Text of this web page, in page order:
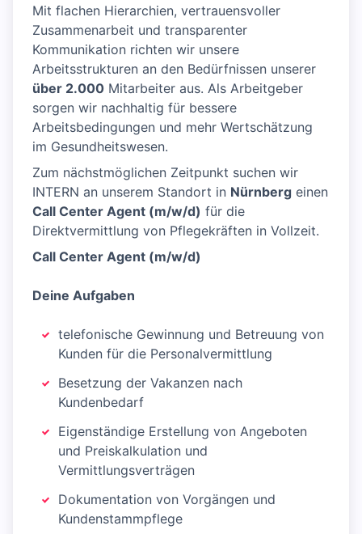
Mit flachen Hierarchien, vertrauensvoller
Zusammenarbeit und transparenter
Kommunikation richten wir unsere
Arbeitsstrukturen an den Bedürfnissen unserer
über 2.000 Mitarbeiter aus. Als Arbeitgeber
sorgen wir nachhaltig für bessere
Arbeitsbedingungen und mehr Wertschätzung
im Gesundheitswesen.
Zum nächstmöglichen Zeitpunkt suchen wir
INTERN an unserem Standort in Nürnberg einen
Call Center Agent (m/w/d) für die
Direktvermittlung von Pflegekräften in Vollzeit.
Call Center Agent (m/w/d)
Deine Aufgaben
telefonische Gewinnung und Betreuung von
Kunden für die Personalvermittlung
Besetzung der Vakanzen nach
Kundenbedarf
Eigenständige Erstellung von Angeboten
und Preiskalkulation und
Vermittlungsverträgen
Dokumentation von Vorgängen und
Kundenstammpflege